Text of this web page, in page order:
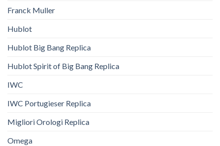
Franck Muller
Hublot
Hublot Big Bang Replica
Hublot Spirit of Big Bang Replica
IWC
IWC Portugieser Replica
Migliori Orologi Replica
Omega